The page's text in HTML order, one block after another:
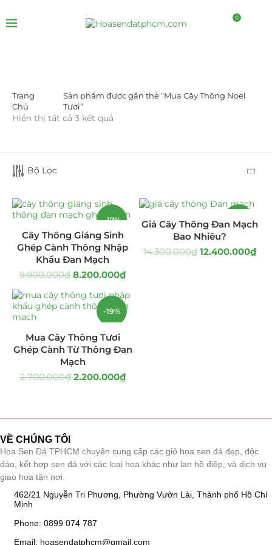
0
LỌC BỞI GIÁ
LỌC
DANH MỤC SẢN PHẨM
Giá Sỉ Đại Lý
Cây Sen Đá Giá Sỉ
Chậu Sen Đá Mini
Hồ Điệp và Hoa Sen đá
Tiểu Cảnh Lan Sen Đá (63)
Hoa Ngày Lễ 8/3
Hoa Tặng 14/2
Hoa Tặng 20/10
Trang
Chủ
Sản phẩm được gắn thẻ “Mua Cây Thông Noel
Tươi”
Hiển thị tất cả 3 kết quả
Bộ Lọc
-17%
Cây Thông Giáng Sinh
Ghép Cành Thông Nhập
Khẩu Đan Mạch
9.900.000₫ 8.200.000₫
-13%
Giá Cây Thông Đan Mạch
Bao Nhiêu?
14.300.000₫ 12.400.000₫
-19%
Mua Cây Thông Tươi
Ghép Cành Từ Thông Đan
Mạch
2.700.000₫ 2.200.000₫
VỀ CHÚNG TÔI
Hoa Sen Đá TPHCM chuyên cung cấp các giỏ hoa sen đá đẹp, độc
đáo, kết hợp sen đá với các loại hoa khác như lan hồ điệp, và dịch vụ
giao hoa tận nơi.
462/21 Nguyễn Tri Phương, Phường Vườn Lài, Thành phố Hồ Chí
Minh
Phone: 0899 074 787
Email: hoasendatphcm@gmail.com